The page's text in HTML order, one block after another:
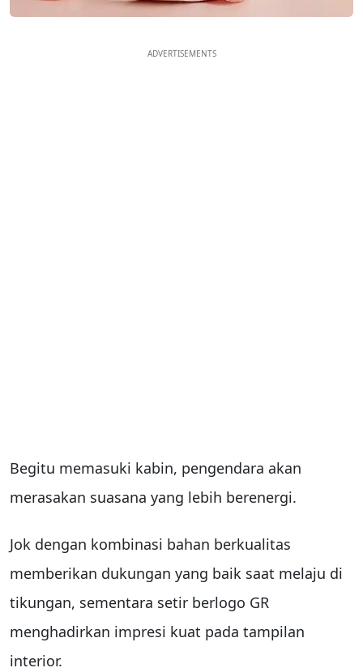
ADVERTISEMENTS
Begitu memasuki kabin, pengendara akan
merasakan suasana yang lebih berenergi.
Jok dengan kombinasi bahan berkualitas
memberikan dukungan yang baik saat melaju di
tikungan, sementara setir berlogo GR
menghadirkan impresi kuat pada tampilan
interior.